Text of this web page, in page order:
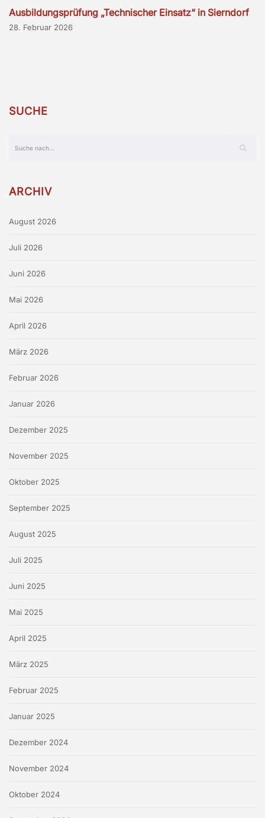
Ausbildungsprüfung „Technischer Einsatz“ in Sierndorf
28. Februar 2026
SUCHE
ARCHIV
August 2026
Juli 2026
Juni 2026
Mai 2026
April 2026
März 2026
Februar 2026
Januar 2026
Dezember 2025
November 2025
Oktober 2025
September 2025
August 2025
Juli 2025
Juni 2025
Mai 2025
April 2025
März 2025
Februar 2025
Januar 2025
Dezember 2024
November 2024
Oktober 2024